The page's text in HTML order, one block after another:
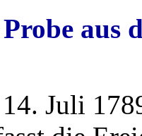
Probe aus
Juli